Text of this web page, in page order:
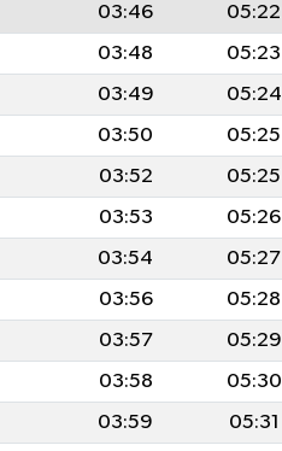
03:46 05:22
03:48 05:23
03:49 05:24
03:50 05:25
03:52 05:25
03:53 05:26
03:54 05:27
03:56 05:28
03:57 05:29
03:58 05:30
03:59 05:31